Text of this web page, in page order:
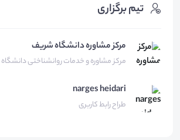
تیم برگزاری
مرکز مشاوره دانشگاه شریف
مرکز مشاوره و خدمات روانشناختی
nargesheidari
طراح رابط کاربری